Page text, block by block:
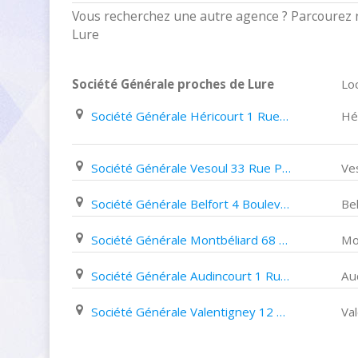
Vous recherchez une autre agence ?
Lure
Société Générale proches de Lure
Société Générale Héricourt 1 Rue Du Maréchal de Lattre de Tassigny
Société Générale Vesoul 33 Rue Paul Morel
Société Générale Belfort 4 Boulevard Carnot
Société Générale Montbéliard 68 Rue Cuvier
Société Générale Audincourt 1 Rue Du Doubs
Société Générale Valentigney 12 Grande Rue